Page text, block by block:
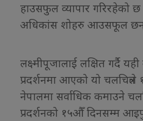
हाउसफुल व्यापार गरिरहेको
अधिकांस शोहरु आउसफूल
लक्ष्मीपूजालाई लक्षित गर्दै
प्रदर्शनमा आएको यो
नेपालमा सर्वाधिक कमाउने
प्रदर्शनको १५औँ दिनसम्म